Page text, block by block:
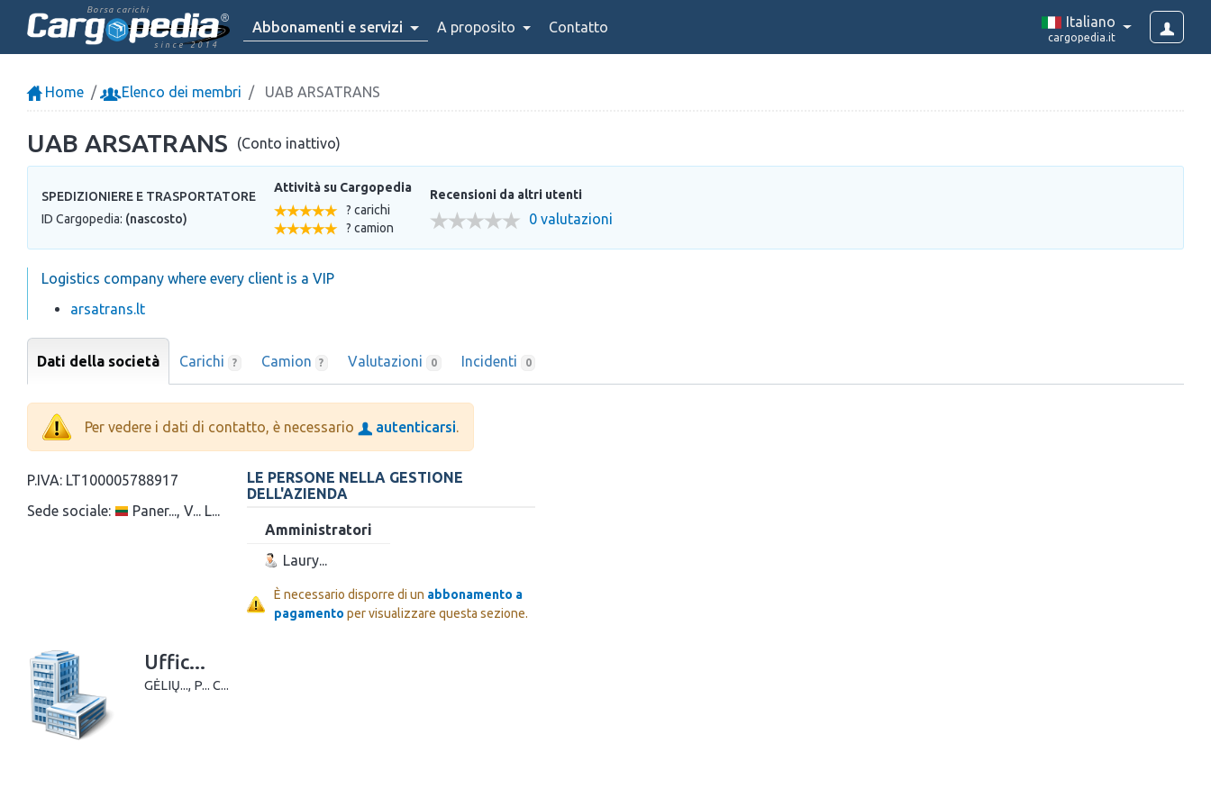
Borsa carichi
since 2014
Abbonamenti e servizi A proposito Contatto Italiano
cargopedia.it
Home Elenco dei membri UAB ARSATRANS
UAB ARSATRANS (Conto inattivo)
SPEDIZIONIERE E TRASPORTATORE
ID Cargopedia: (nascosto)
Attività su Cargopedia
? carichi
? camion
Recensioni da altri utenti
0 valutazioni
Logistics company where every client is a VIP
arsatrans.lt
Dati della società Carichi ? Camion ? Valutazioni 0 Incidenti 0
Per vedere i dati di contatto, è necessario autenticarsi.
P.IVA: LT100005788917
Sede sociale:
Paner..., V... L...
LE PERSONE NELLA GESTIONE
DELL'AZIENDA
Amministratori
Laury...
È necessario disporre di un abbonamento a
pagamento per visualizzare questa sezione.
Uffic...
GĖLIŲ..., P... C...